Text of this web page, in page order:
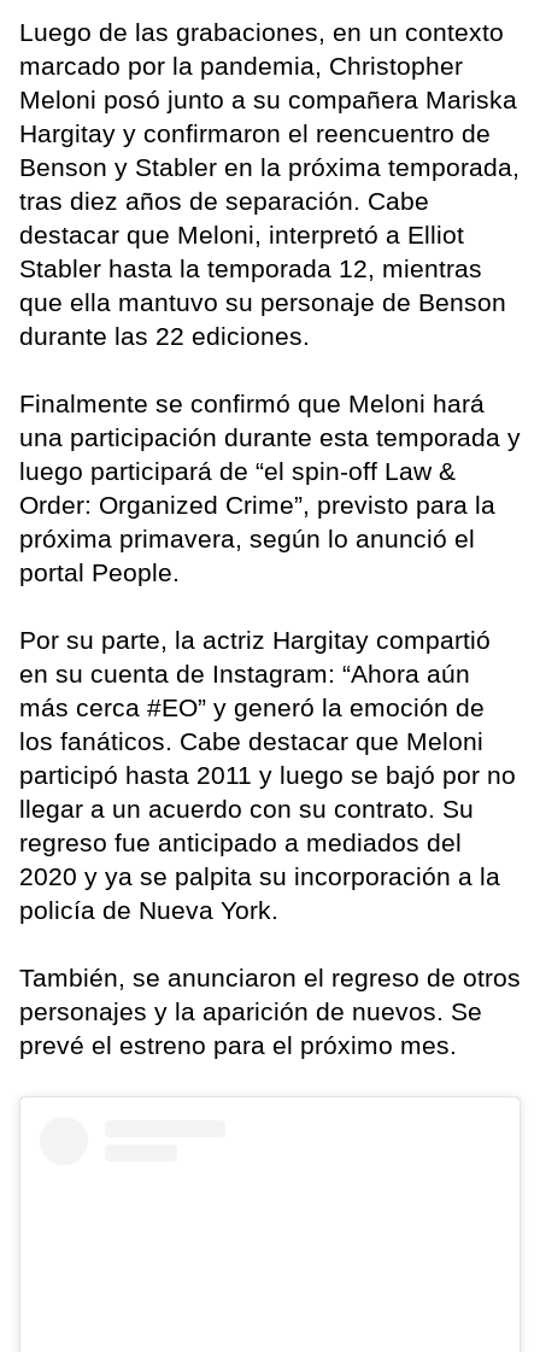
Luego de las grabaciones, en un contexto
marcado por la pandemia, Christopher
Meloni posó junto a su compañera Mariska
Hargitay y confirmaron el reencuentro de
Benson y Stabler en la próxima temporada,
tras diez años de separación. Cabe
destacar que Meloni, interpretó a Elliot
Stabler hasta la temporada 12, mientras
que ella mantuvo su personaje de Benson
durante las 22 ediciones.
Finalmente se confirmó que Meloni hará
una participación durante esta temporada y
luego participará de “el spin-off Law &
Order: Organized Crime”, previsto para la
próxima primavera, según lo anunció el
portal People.
Por su parte, la actriz Hargitay compartió
en su cuenta de Instagram: “Ahora aún
más cerca #EO” y generó la emoción de
los fanáticos. Cabe destacar que Meloni
participó hasta 2011 y luego se bajó por no
llegar a un acuerdo con su contrato. Su
regreso fue anticipado a mediados del
2020 y ya se palpita su incorporación a la
policía de Nueva York.
También, se anunciaron el regreso de otros
personajes y la aparición de nuevos. Se
prevé el estreno para el próximo mes.